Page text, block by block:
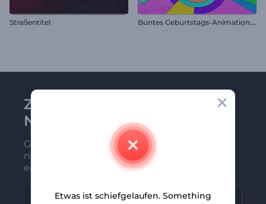
Straßentitel B
untes Geburtstags-Animationspaket
Zu Renderforest-
Newsletter anmelden
Gehören Sie zu den Ersten, die unsere
neuesten Nachrichten und Angebote
erhalten
Etwas ist schiefgelaufen. Something